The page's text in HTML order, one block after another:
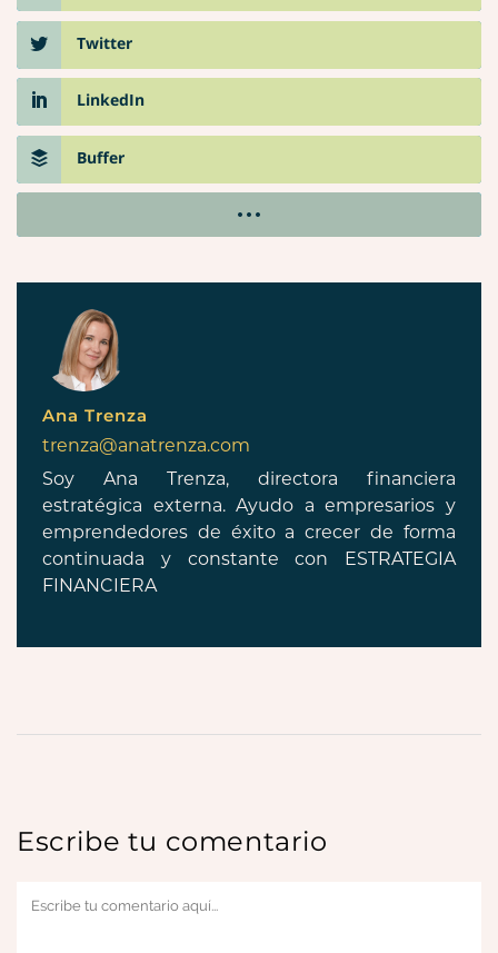
Twitter
LinkedIn
Buffer
Ana Trenza
trenza@anatrenza.com
Soy Ana Trenza, directora financiera
estratégica externa. Ayudo a empresarios y
emprendedores de éxito a crecer de forma
continuada y constante con ESTRATEGIA
FINANCIERA
Escribe tu comentario